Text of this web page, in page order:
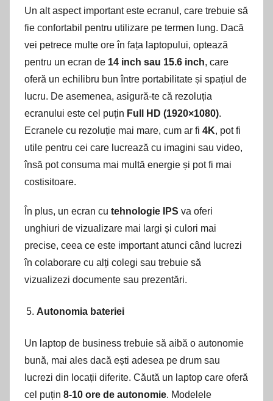
Un alt aspect important este ecranul, care trebuie să
fie confortabil pentru utilizare pe termen lung. Dacă
vei petrece multe ore în fața laptopului, optează
pentru un ecran de 14 inch sau 15.6 inch, care
oferă un echilibru bun între portabilitate și spațiul de
lucru. De asemenea, asigură-te că rezoluția
ecranului este cel puțin Full HD (1920×1080).
Ecranele cu rezoluție mai mare, cum ar fi 4K, pot fi
utile pentru cei care lucrează cu imagini sau video,
însă pot consuma mai multă energie și pot fi mai
costisitoare.
În plus, un ecran cu tehnologie IPS va oferi
unghiuri de vizualizare mai largi și culori mai
precise, ceea ce este important atunci când lucrezi
în colaborare cu alți colegi sau trebuie să
vizualizezi documente sau prezentări.
Autonomia bateriei
Un laptop de business trebuie să aibă o autonomie
bună, mai ales dacă ești adesea pe drum sau
lucrezi din locații diferite. Căută un laptop care oferă
cel puțin 8-10 ore de autonomie. Modelele